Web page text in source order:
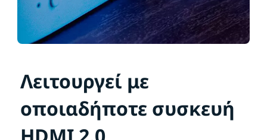
Λειτουργεί με
οποιαδήποτε συσκευή